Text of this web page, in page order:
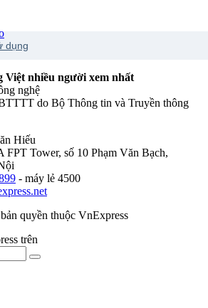
dụng
Việt nhiều người xem nhất
nghệ
do Bộ Thông tin và Truyền thông
Hiếu
FPT Tower, số 10 Phạm Văn Bạch,
- máy lẻ 4500
quyền thuộc VnExpress
trên